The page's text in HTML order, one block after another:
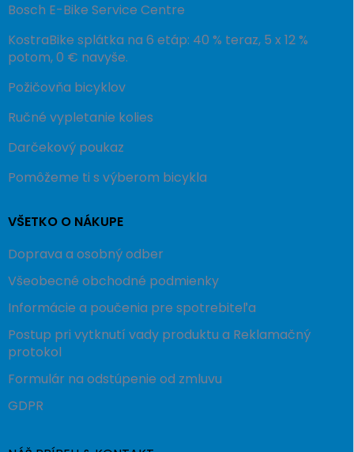
Bosch E-Bike Service Centre
KostraBike splátka na 6 etáp: 40 % teraz, 5 x 12 %
potom, 0 € navyše.
Požičovňa bicyklov
Ručné vypletanie kolies
Darčekový poukaz
Pomôžeme ti s výberom bicykla
VŠETKO O NÁKUPE
Doprava a osobný odber
Všeobecné obchodné podmienky
Informácie a poučenia pre spotrebiteľa
Postup pri vytknutí vady produktu a Reklamačný
protokol
Formulár na odstúpenie od zmluvu
GDPR